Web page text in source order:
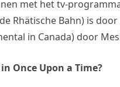
met het tv-
Rhätische Bahn) is
in Canada) door
Once Upon a Time?